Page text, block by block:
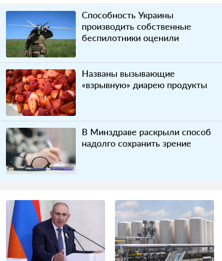
Способность Украины
производить собственные
беспилотники оценили
Названы вызывающие
«взрывную» диарею продукты
В Минздраве раскрыли способ
надолго сохранить зрение